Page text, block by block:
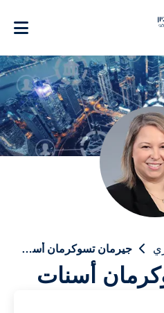
جيرمان تسوكرمان أسنات
أسنات